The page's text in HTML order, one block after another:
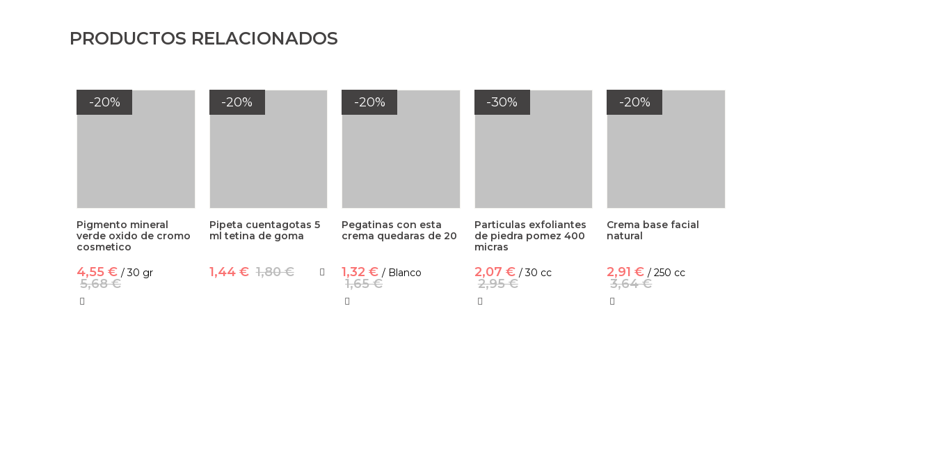
PRODUCTOS RELACIONADOS
-20%
Pigmento mineral
verde oxido de cromo
cosmetico
4,55 € / 30 gr
5,68 €
-20%
Pipeta cuentagotas 5
ml tetina de goma
1,44 € 1,80 €
-20%
Pegatinas con esta
crema quedaras de 20
1,32 € / Blanco
1,65 €
-30%
Particulas exfoliantes
de piedra pomez 400
micras
2,07 € / 30 cc
2,95 €
-20%
Crema base facial
natural
2,91 € / 250 cc
3,64 €